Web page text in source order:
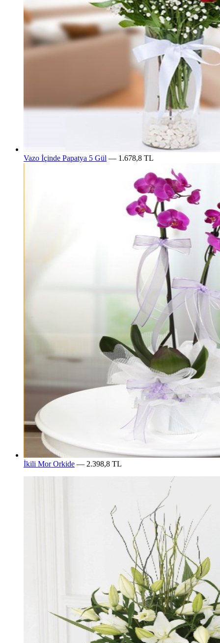
Vazo İçinde Papatya 5 Gül — 1.678,8 TL
İkili Mor Orkide — 2.398,8 TL